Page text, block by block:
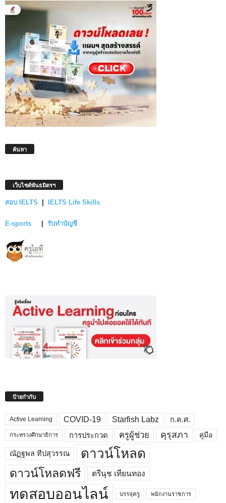
ค้นหา
เว็บไซต์พันธมิตรฯ
สอบ IELTS | IELTS Life Skills
E-sports | รับทำบัญชี
ป้ายกำกับ
Active Learning COVID-19 Starfish Labz ก.ค.ศ.
กระทรวงศึกษาธิการ การประกวด ครูผู้ช่วย คุรุสภา คู่มือ
ณัฏฐพล ทีปสุวรรณ ดาวน์โหลด
ดาวน์โหลดฟรี ตรีนุช เทียนทอง
ทดสอบออนไลน์ บรรจุครู พนักงานราชการ